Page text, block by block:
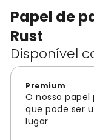
Papel de
Rust
Disponível
Premium
O nosso
que pode ser
lugar